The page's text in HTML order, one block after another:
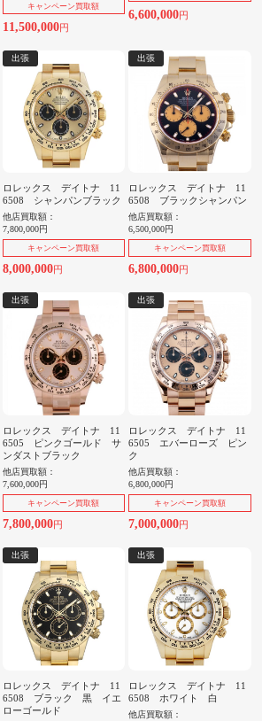
キャンペーン買取額
11,500,000円
6,600,000円
出張
ロレックス デイトナ 11
6508 シャンパンブラック
他店買取額：
7,800,000円
キャンペーン買取額
8,000,000円
出張
ロレックス デイトナ 11
6508 ブラックシャンパン
他店買取額：
6,500,000円
キャンペーン買取額
6,800,000円
出張
ロレックス デイトナ 11
6505 ピンクゴールド サ
ンダストブラック
他店買取額：
7,600,000円
キャンペーン買取額
7,800,000円
出張
ロレックス デイトナ 11
6505 エバーローズ ピン
ク
他店買取額：
6,800,000円
キャンペーン買取額
7,000,000円
出張
ロレックス デイトナ 11
6508 ブラック 黒 イエ
ローゴールド
出張
ロレックス デイトナ 11
6508 ホワイト 白
他店買取額：